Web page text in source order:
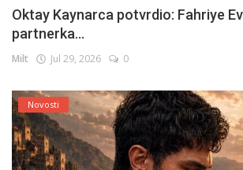
Oktay Kaynarca potvrdio: Fahriye
partnerka...
Milt Jul 29, 2026 0
Novosti